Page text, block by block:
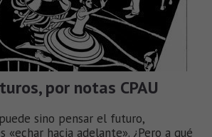
por notas CPAU
sino pensar el futuro,
«echar hacia adelante». ¿Pero a qué